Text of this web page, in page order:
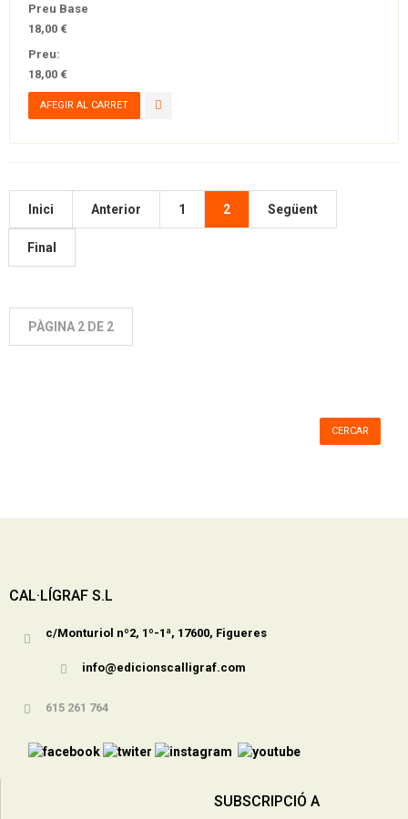
Preu Base
18,00 €
Preu:
18,00 €
Inici Anterior 1 2 Següent
Final
PÀGINA 2 DE 2
CERCAR
CAL·LÍGRAF S.L
c/Monturiol nº2, 1º-1ª, 17600, Figueres
info@edicionscalligraf.com
615 261 764
SUBSCRIPCIÓ A